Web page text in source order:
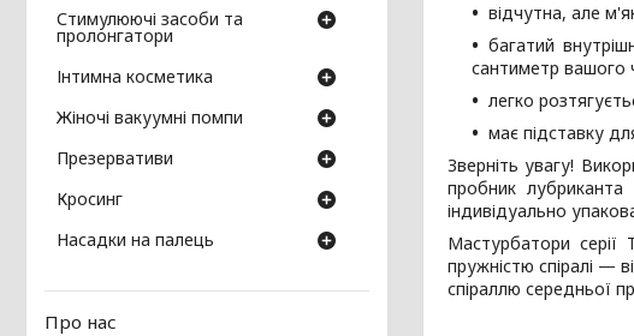
відчутна, але
багатий
сантиметр вашого
легко
має підставку
Зверніть увагу!
пробник
індивідуально
Мастурбатори серії
пружністю спіралі —
спіраллю середньої
Стимулюючі засоби та
пролонгатори
Інтимна косметика
Жіночі вакуумні помпи
Презервативи
Кросинг
Насадки на палець
Про нас